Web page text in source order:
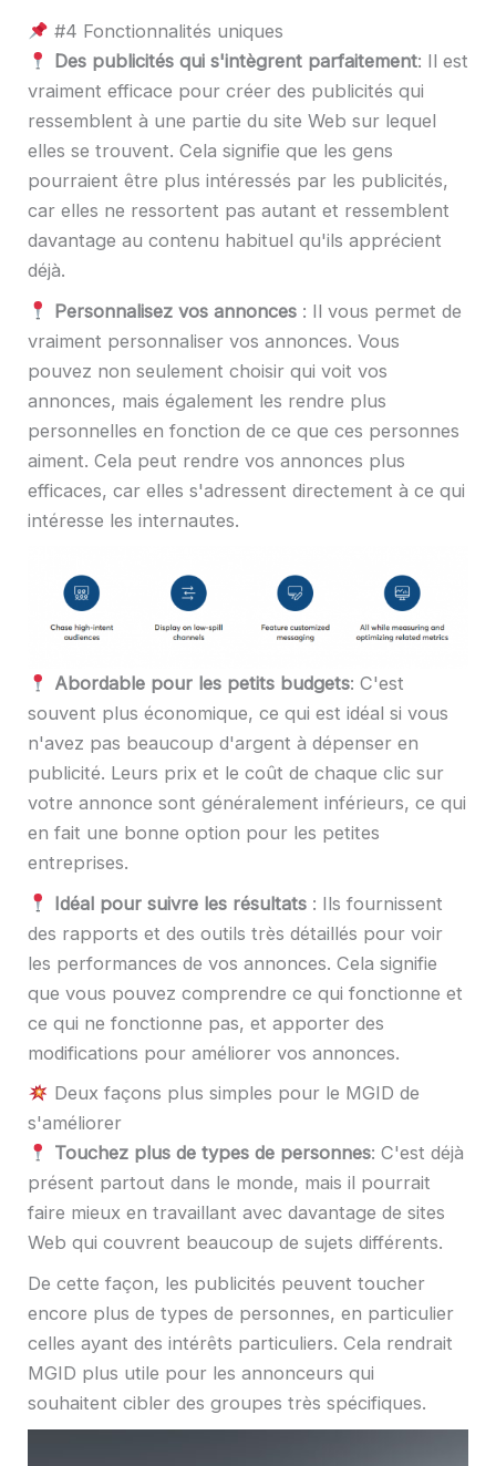
#4 Fonctionnalités uniques
Des publicités qui s'intègrent parfaitement: Il est
vraiment efficace pour créer des publicités qui
ressemblent à une partie du site Web sur lequel
elles se trouvent. Cela signifie que les gens
pourraient être plus intéressés par les publicités,
car elles ne ressortent pas autant et ressemblent
davantage au contenu habituel qu'ils apprécient
déjà.
Personnalisez vos annonces: Il vous permet de
vraiment personnaliser vos annonces. Vous
pouvez non seulement choisir qui voit vos
annonces, mais également les rendre plus
personnelles en fonction de ce que ces personnes
aiment. Cela peut rendre vos annonces plus
efficaces, car elles s'adressent directement à ce qui
intéresse les internautes.
Abordable pour les petits budgets: C'est
souvent plus économique, ce qui est idéal si vous
n'avez pas beaucoup d'argent à dépenser en
publicité. Leurs prix et le coût de chaque clic sur
votre annonce sont généralement inférieurs, ce qui
en fait une bonne option pour les petites
entreprises.
Idéal pour suivre les résultats: Ils fournissent
des rapports et des outils très détaillés pour voir
les performances de vos annonces. Cela signifie
que vous pouvez comprendre ce qui fonctionne et
ce qui ne fonctionne pas, et apporter des
modifications pour améliorer vos annonces.
Deux façons plus simples pour le MGID de
s'améliorer
Touchez plus de types de personnes: C'est déjà
présent partout dans le monde, mais il pourrait
faire mieux en travaillant avec davantage de sites
Web qui couvrent beaucoup de sujets différents.
De cette façon, les publicités peuvent toucher
encore plus de types de personnes, en particulier
celles ayant des intérêts particuliers. Cela rendrait
MGID plus utile pour les annonceurs qui
souhaitent cibler des groupes très spécifiques.